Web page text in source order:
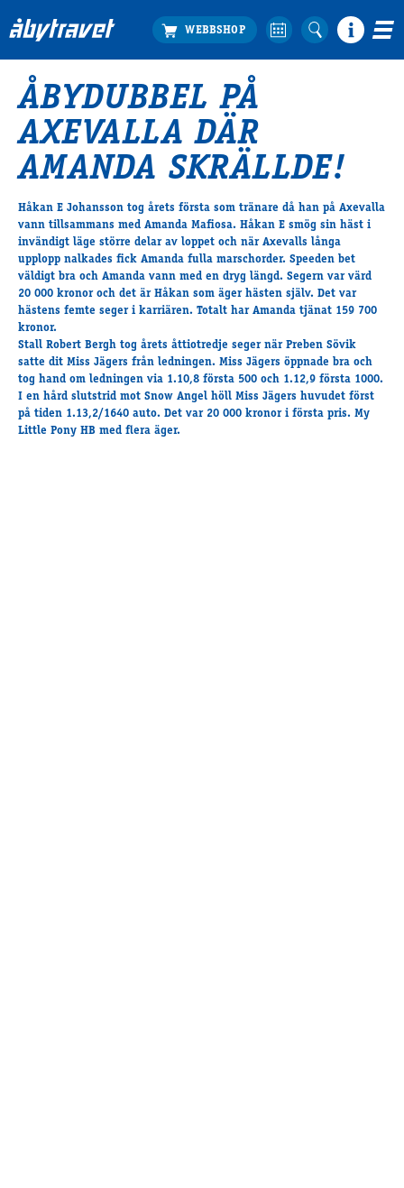
Köp biljett
Travprogrammet
Boka ställplats
Bra att veta
Restauranger
Catering by Lyon
Hotell nära oss
Nybörjar­guide
Presentkort
Tävlingsdagar
FAQ
Travkonferens
Exponering & värdskap
ÅBYDUBBEL PÅ
AXEVALLA DÄR
AMANDA SKRÄLLDE!
Håkan E Johansson tog årets första som tränare då han på Axevalla
vann tillsammans med Amanda Mafiosa. Håkan E smög sin häst i
invändigt läge större delar av loppet och när Axevalls långa
upplopp nalkades fick Amanda fulla marschorder. Speeden bet
väldigt bra och Amanda vann med en dryg längd. Segern var värd
20 000 kronor och det är Håkan som äger hästen själv. Det var
hästens femte seger i karriären. Totalt har Amanda tjänat 159 700
kronor.
Stall Robert Bergh tog årets åttiotredje seger när Preben Sövik
satte dit Miss Jägers från ledningen. Miss Jägers öppnade bra och
tog hand om ledningen via 1.10,8 första 500 och 1.12,9 första 1000.
I en hård slutstrid mot Snow Angel höll Miss Jägers huvudet först
på tiden 1.13,2/1640 auto. Det var 20 000 kronor i första pris. My
Little Pony HB med flera äger.